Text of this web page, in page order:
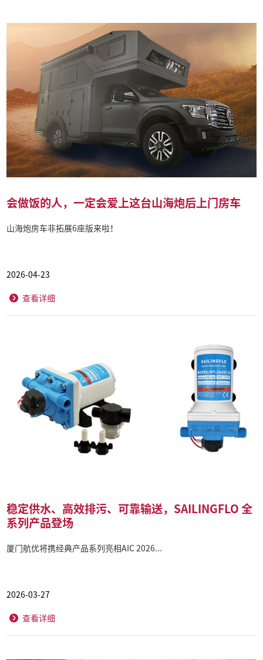
会做饭的人，一定会爱上这台山海炮后上门房车
山海炮房车非拓展6座版来啦！
2026-04-23
查看详细
稳定供水、高效排污、可靠输送，SAILINGFLO 全
系列产品登场
厦门航优将携经典产品系列亮相AIC 2026...
2026-03-27
查看详细